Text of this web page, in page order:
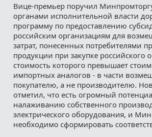
Вице-премьер поручил
органами исполнительной власти
программу по предоставлению
российским организациям для
затрат, понесенных потребителями
продукции при закупке российского
стоимость которого превышает
импортных аналогов - в части
покупателю, а не производителю.
отметил, что есть огромный
налаживанию собственного
электрического оборудования, и
необходимо сформировать